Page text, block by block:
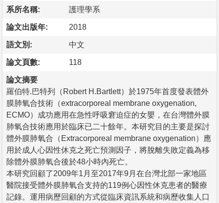
系所名稱: 護理學系
論文出版年: 2018
語文別: 中文
論文頁數: 118
論文摘要
羅伯特.巴特列（Robert H.Bartlett）於1975年首度發表體外
膜肺氧合技術（extracorporeal membrane oxygenation,
ECMO）成功應用在急性呼吸窘迫症的女嬰，在台灣體外膜
肺氧合技術應用於臨床已二十餘年。本研究目的主要是探討
體外膜肺氧合（Extracorporeal membrane oxygenation）應
用於成人心因性休克之死亡預測因子，將脫離失敗定義為移
除體外膜肺氧合後於48小時內死亡。
本研究回顧了2009年1月至2017年9月在台灣北部一家地區
醫院接受體外膜肺氧合支持的119例心因性休克患者的醫療
記錄。運用病歷回顧的方式從臨床資訊系統和病歷收集人口